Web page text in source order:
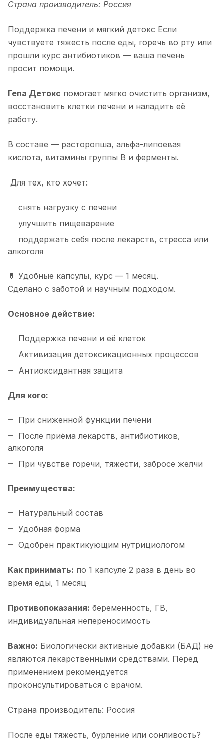
Страна производитель: Россия
Поддержка печени и мягкий детокс Если
чувствуете тяжесть после еды, горечь во рту или
прошли курс антибиотиков — ваша печень
просит помощи.
Гепа Детокс помогает мягко очистить организм,
восстановить клетки печени и наладить её
работу.
В составе — расторопша, альфа-липоевая
кислота, витамины группы B и ферменты.
Для тех, кто хочет:
снять нагрузку с печени
улучшить пищеварение
поддержать себя после лекарств, стресса или
алкоголя
💊 Удобные капсулы, курс — 1 месяц.
Сделано с заботой и научным подходом.
Основное действие:
Поддержка печени и её клеток
Активизация детоксикационных процессов
Антиоксидантная защита
Для кого:
При сниженной функции печени
После приёма лекарств, антибиотиков,
алкоголя
При чувстве горечи, тяжести, забросе желчи
Преимущества:
Натуральный состав
Удобная форма
Одобрен практикующим нутрициологом
Как принимать: по 1 капсуле 2 раза в день во
время еды, 1 месяц
Противопоказания: беременность, ГВ,
индивидуальная непереносимость
Важно: Биологически активные добавки (БАД) не
являются лекарственными средствами. Перед
применением рекомендуется
проконсультироваться с врачом.
Страна производитель: Россия
После еды тяжесть, бурление или сонливость?